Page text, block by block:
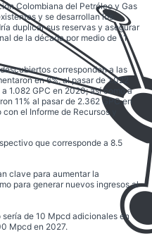
Colombiana del Petróleo y Gas
y se desarrollan los
duplicar sus reservas y asegurar
de la década por medio de 11
corresponden a las
en 6%, al pasar de 1.022
1.082 GPC en 2020; así como a
11% al pasar de 2.362 GPC en
el Informe de Recursos y
que corresponde a 8.5
clave para aumentar la
para generar nuevos ingresos al
de 10 Mpcd adicionales en
Mpcd en 2027.